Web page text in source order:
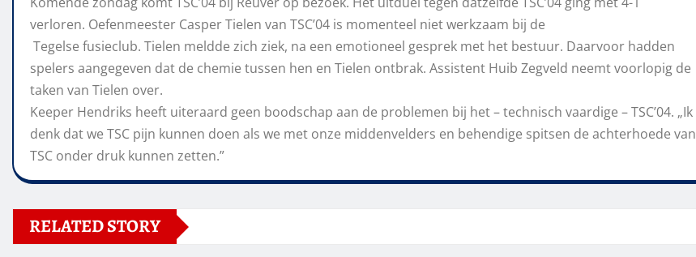
verloren. Oefenmeester Casper Tielen van TSC’04 is momenteel nietwerkzaam bij de
Tegelse fusieclub. Tielen meldde zich ziek, na een emotioneel gesprek met het bestuur. Daarvoor hadden
spelers aangegeven dat de chemie tussen hen en Tielen ontbrak. Assistent Huib Zegveld neemt voorlopig de
taken van Tielen over.
Keeper Hendriks heeft uiteraard geen boodschap aan de problemen bij het – technisch vaardige – TSC’04. „Ik
denk dat we TSC pijn kunnen doen als we met onze middenvelders en behendige spitsen de achterhoede van
TSC onder druk kunnen zetten.”
RELATED STORY